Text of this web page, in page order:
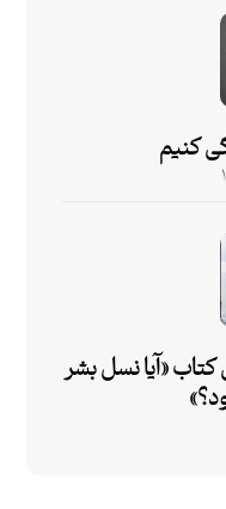
کنیم
کتاب «آیا نسل بشر